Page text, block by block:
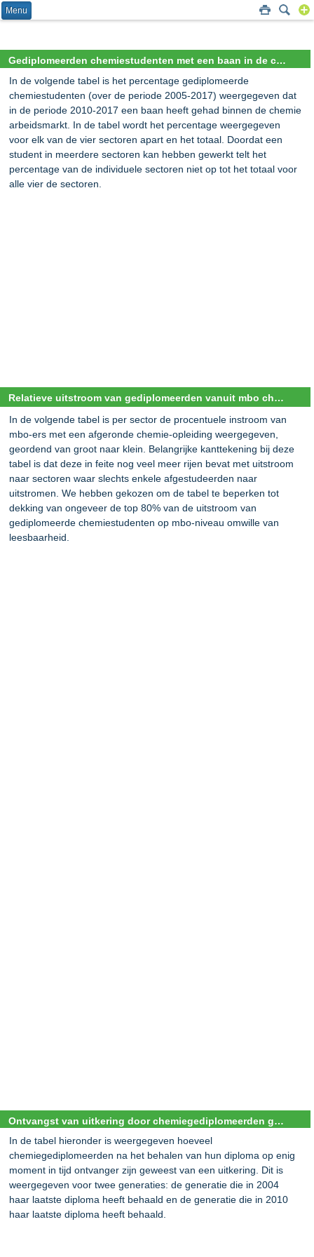
Menu
Gediplomeerden chemiestudenten met een baan in de chemie
In de volgende tabel is het percentage gediplomeerde
chemiestudenten (over de periode 2005-2017) weergegeven dat
in de periode 2010-2017 een baan heeft gehad binnen de chemie
arbeidsmarkt. In de tabel wordt het percentage weergegeven
voor elk van de vier sectoren apart en het totaal. Doordat een
student in meerdere sectoren kan hebben gewerkt telt het
percentage van de individuele sectoren niet op tot het totaal voor
alle vier de sectoren.
Relatieve uitstroom van gediplomeerden vanuit mbo chemie-onderwijs per sector
In de volgende tabel is per sector de procentuele instroom van
mbo-ers met een afgeronde chemie-opleiding weergegeven,
geordend van groot naar klein. Belangrijke kanttekening bij deze
tabel is dat deze in feite nog veel meer rijen bevat met uitstroom
naar sectoren waar slechts enkele afgestudeerden naar
uitstromen. We hebben gekozen om de tabel te beperken tot
dekking van ongeveer de top 80% van de uitstroom van
gediplomeerde chemiestudenten op mbo-niveau omwille van
leesbaarheid.
Ontvangst van uitkering door chemiegediplomeerden generaties 2004 en 2010
In de tabel hieronder is weergegeven hoeveel
chemiegediplomeerden na het behalen van hun diploma op enig
moment in tijd ontvanger zijn geweest van een uitkering. Dit is
weergegeven voor twee generaties: de generatie die in 2004
haar laatste diploma heeft behaald en de generatie die in 2010
haar laatste diploma heeft behaald.